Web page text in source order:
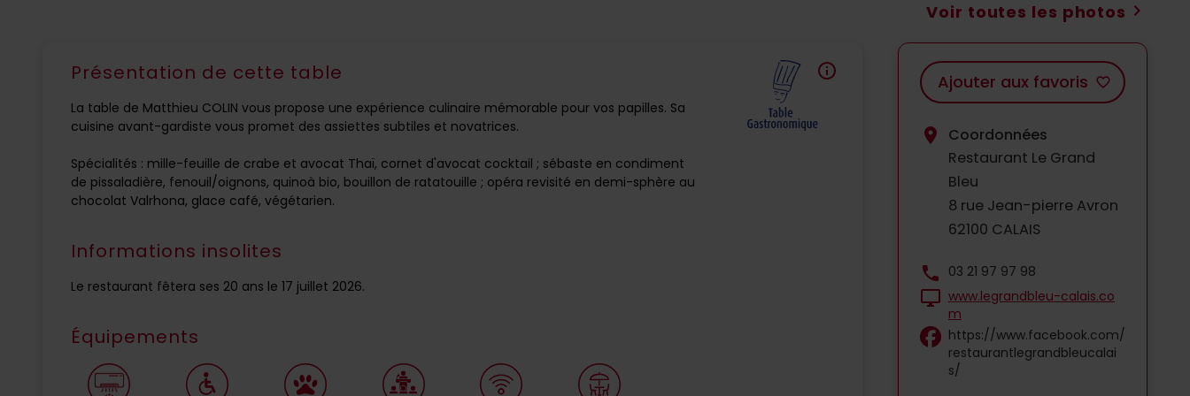
Voir toutes les photos chevron_right
Présentation de cette table
La table de Matthieu COLIN vous propose une expérience culinaire mémorable pour vos papilles. Sa
cuisine avant-gardiste vous promet des assiettes subtiles et novatrices.
Spécialités : mille-feuille de crabe et avocat Thaï, cornet d'avocat cocktail ; sébaste en condiment
de pissaladière, fenouil/oignons, quinoà bio, bouillon de ratatouille ; opéra revisité en demi-sphère au
chocolat Valrhona, glace café, végétarien.
Informations insolites
Le restaurant fêtera ses 20 ans le 17 juillet 2026.
info
Équipements
Ajouter aux favoris favorite_border
location_on
Coordonnées
Restaurant Le Grand
Bleu
8 rue Jean-pierre Avron
62100 CALAIS
phone 03 21 97 97 98
desktop_windows www.legrandbleu-calais.co
m
https://www.facebook.com/
restaurantlegrandbleucalai
s/